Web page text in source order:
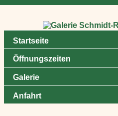
Startseite
Öffnungszeiten
Galerie
Anfahrt